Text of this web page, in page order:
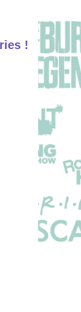
!